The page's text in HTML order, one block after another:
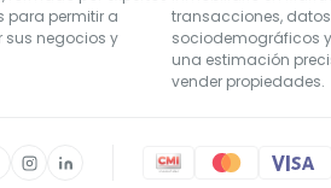
para permitir a
sus negocios y
transacciones,
sociodemográficos
una estimación
vender propiedades.